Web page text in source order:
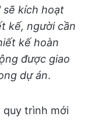
sẽ kích hoạt
kế, người cần
kế hoàn
được giao
dự án.
quy trình mới